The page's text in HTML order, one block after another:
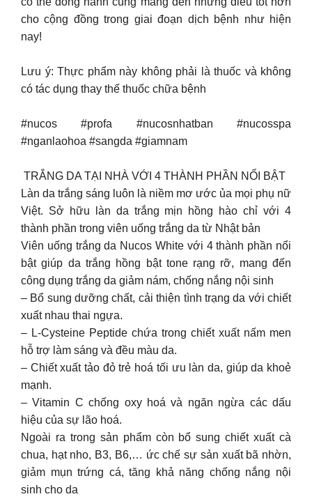
‌cho‌ ‌cộng‌ ‌đồng‌ ‌trong‌ ‌giai‌ ‌đoạn‌ ‌dịch‌ ‌bệnh‌ ‌như‌ ‌hiện‌
‌nay!‌ ‌ ‌
Lưu‌ ‌ý:‌ ‌Thực‌ ‌phẩm‌ ‌này‌ ‌không‌ ‌phải‌ ‌là‌ ‌thuốc‌ ‌và‌ ‌không‌
‌có‌ ‌tác‌ ‌dụng‌ ‌thay‌ ‌thế‌ ‌thuốc‌ ‌chữa‌ ‌bệnh‌ ‌
#nucos ‌#profa‌ ‌#nucosnhatban #nucosspa
#nganlaohoa #sangda #giamnam
‌ TRẮNG DA TẠI NHÀ VỚI 4 THÀNH PHẦN NỔI BẬT
Làn da trắng sáng luôn là niềm mơ ước ủa mọi phụ nữ
Việt. Sở hữu làn da trắng mịn hồng hào chỉ với 4
thành phần trong viên uống trắng da từ Nhật bản
Viên uống trắng da Nucos White với 4 thành phần nổi
bật giúp da trắng hồng bật tone rạng rỡ, mang đến
công dụng trắng da giảm nám, chống nắng nội sinh
– Bổ sung dưỡng chất, cải thiện tình trạng da với chiết
xuất nhau thai ngựa.
– L-Cysteine Peptide chứa trong chiết xuất nấm men
hỗ trợ làm sáng và đều màu da.
– Chiết xuất tảo đỏ trẻ hoá tối ưu làn da, giúp da khoẻ
mạnh.
– Vitamin C chống oxy hoá và ngăn ngừa các dấu
hiệu của sự lão hoá.
Ngoài ra trong sản phẩm còn bổ sung chiết xuất cà
chua, hạt nho, B3, B6,… ức chế sự sản xuất bã nhờn,
giảm mụn trứng cá, tăng khả năng chống nắng nội
sinh cho da